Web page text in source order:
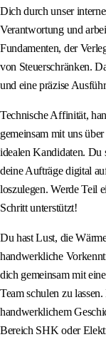
Dich durch unser
Verantwortung und
Fundamenten, der
von Steuerschränken.
und eine präzise
Technische Affinität,
gemeinsam mit uns
idealen Kandidaten. Du
deine Aufträge digital
loszulegen. Werde Teil
Schritt unterstützt!
Du hast Lust, die
handwerkliche
dich gemeinsam mit
Team schulen zu
handwerklichem
Bereich SHK oder